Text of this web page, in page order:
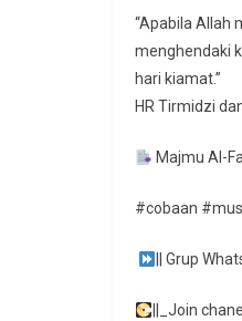
“Apabila Allah
menghendaki
hari kiamat.”
HR Tirmidzi
Majmu Al-
#cobaan
|| Grup
||_Join